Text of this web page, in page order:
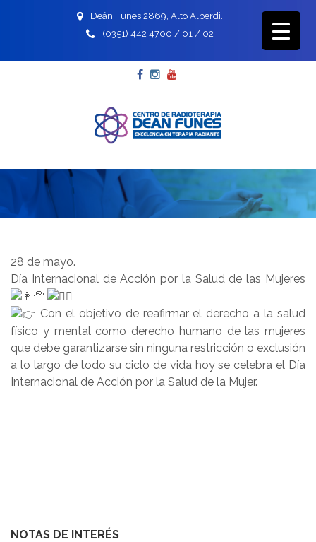
Deán Funes 2869, Alto Alberdi.
(0351) 442 4700 / 01 / 02
Facebook
Instagram
28 de mayo.
Día Internacional de Acción por la Salud de las Mujeres
Con el objetivo de reafirmar el derecho a la salud
físico y mental como derecho humano de las mujeres
que debe garantizarse sin ninguna restricción o exclusión
a lo largo de todo su ciclo de vida hoy se celebra el Día
Internacional de Acción por la Salud de la Mujer.
NOTAS DE INTERÉS